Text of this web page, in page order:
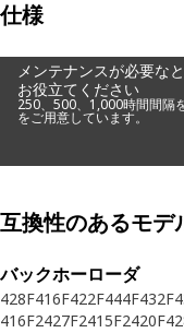
• 亜鉛めっき
用途:
詳細については，該
か，最寄りのCatディ
仕様
メンテナンスが必要な
お役立てください
250、500、1,000時間間隔
をご用意しています。
互換性のあるモデ
バックホーローダ
428F416F422F444F432F
416F2427F2415F2420F